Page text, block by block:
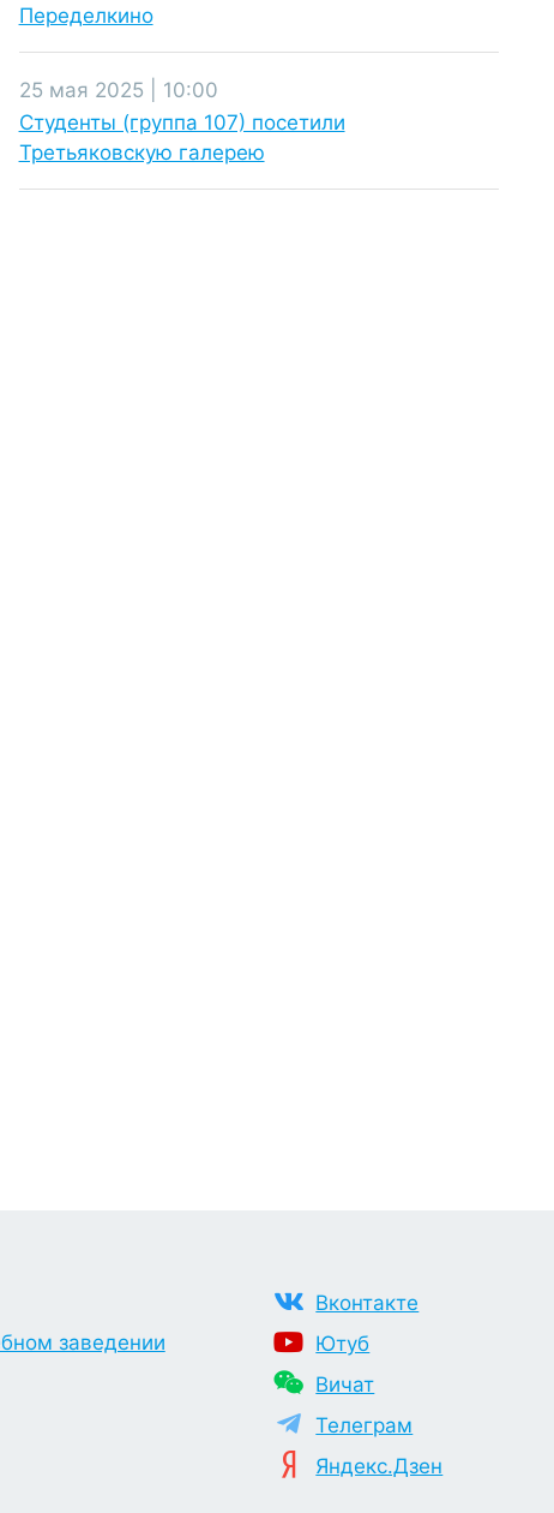
Переделкино
25 мая 2025 | 10:00
Студенты (группа 107) посетили
Третьяковскую галерею
заведении
Вконтакте
Ютуб
Вичат
Телеграм
Яндекс.Дзен